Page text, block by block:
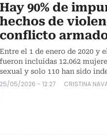
Hay 90% de
hechos de
conflicto
Entre el 1 de enero de 2020 y
fueron incluidas 12.062
sexual y solo 110 han sido
25/05/2026 - 12:27 CRISTINA